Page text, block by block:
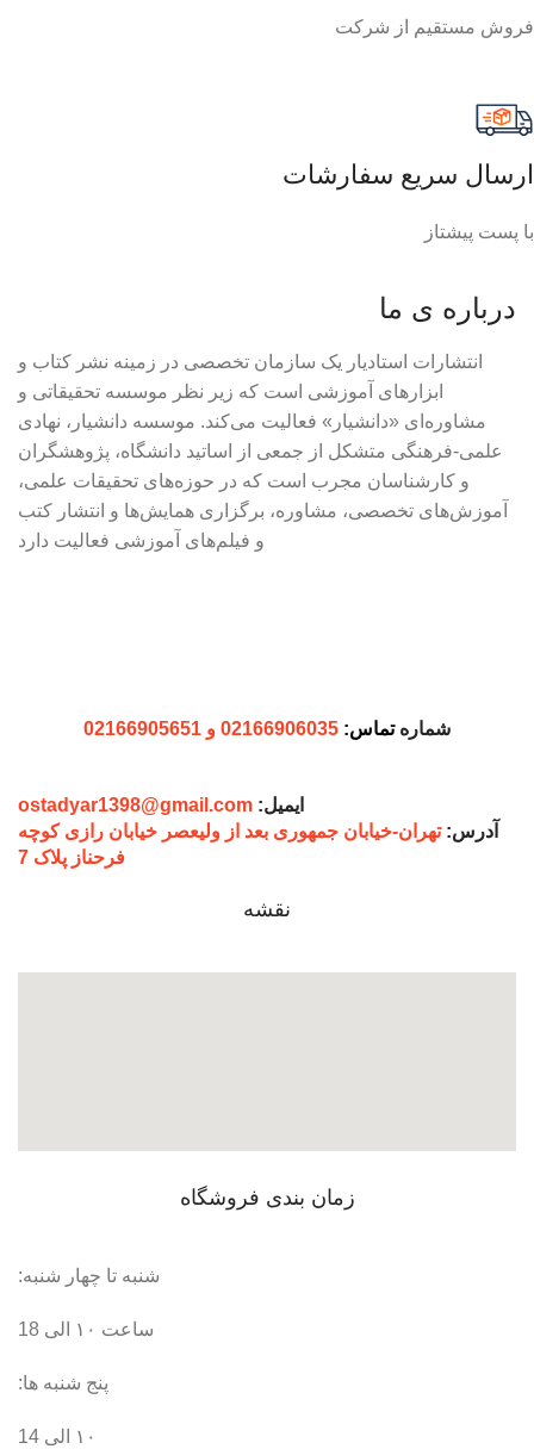
فروش مستقیم از شرکت
ارسال سریع سفارشات
با پست پیشتاز
درباره ی ما
انتشارات استادیار یک سازمان تخصصی در زمینه نشر کتاب و
ابزارهای آموزشی است که زیر نظر موسسه تحقیقاتی و
مشاوره‌ای «دانشیار» فعالیت می‌کند. موسسه دانشیار، نهادی
علمی-فرهنگی متشکل از جمعی از اساتید دانشگاه، پژوهشگران
و کارشناسان مجرب است که در حوزه‌های تحقیقات علمی،
آموزش‌های تخصصی، مشاوره، برگزاری همایش‌ها و انتشار کتب
و فیلم‌های آموزشی فعالیت دارد
شمارهتماس: 02166906035 و 02166905651
ایمیل: ostadyar1398@gmail.com
آدرس:تهران-خیابان جمهوری بعد از ولیعصر خیابان رازی کوچه
فرحناز پلاک 7
نقشه
زمان بندی فروشگاه
شنبه تا چهار شنبه:
ساعت ۱۰ الی 18
پنج شنبه ها:
۱۰ الی 14